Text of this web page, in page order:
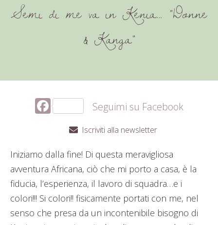
Semi di me va in Kenia… “Donne
& Kanga”
FacebookSeguimi su Facebook
Iscriviti alla newsletter
Iniziamo dalla fine! Di questa meravigliosa
avventura Africana, ciò che mi porto a casa, è la
fiducia, l’esperienza, il lavoro di squadra…e i
colori!!! Si colori!! fisicamente portati con me, nel
senso che presa da un incontenibile bisogno di